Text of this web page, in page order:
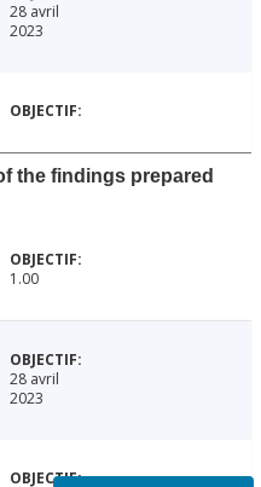
28 avril
2023
the findings prepared
1.00
28 avril
2023